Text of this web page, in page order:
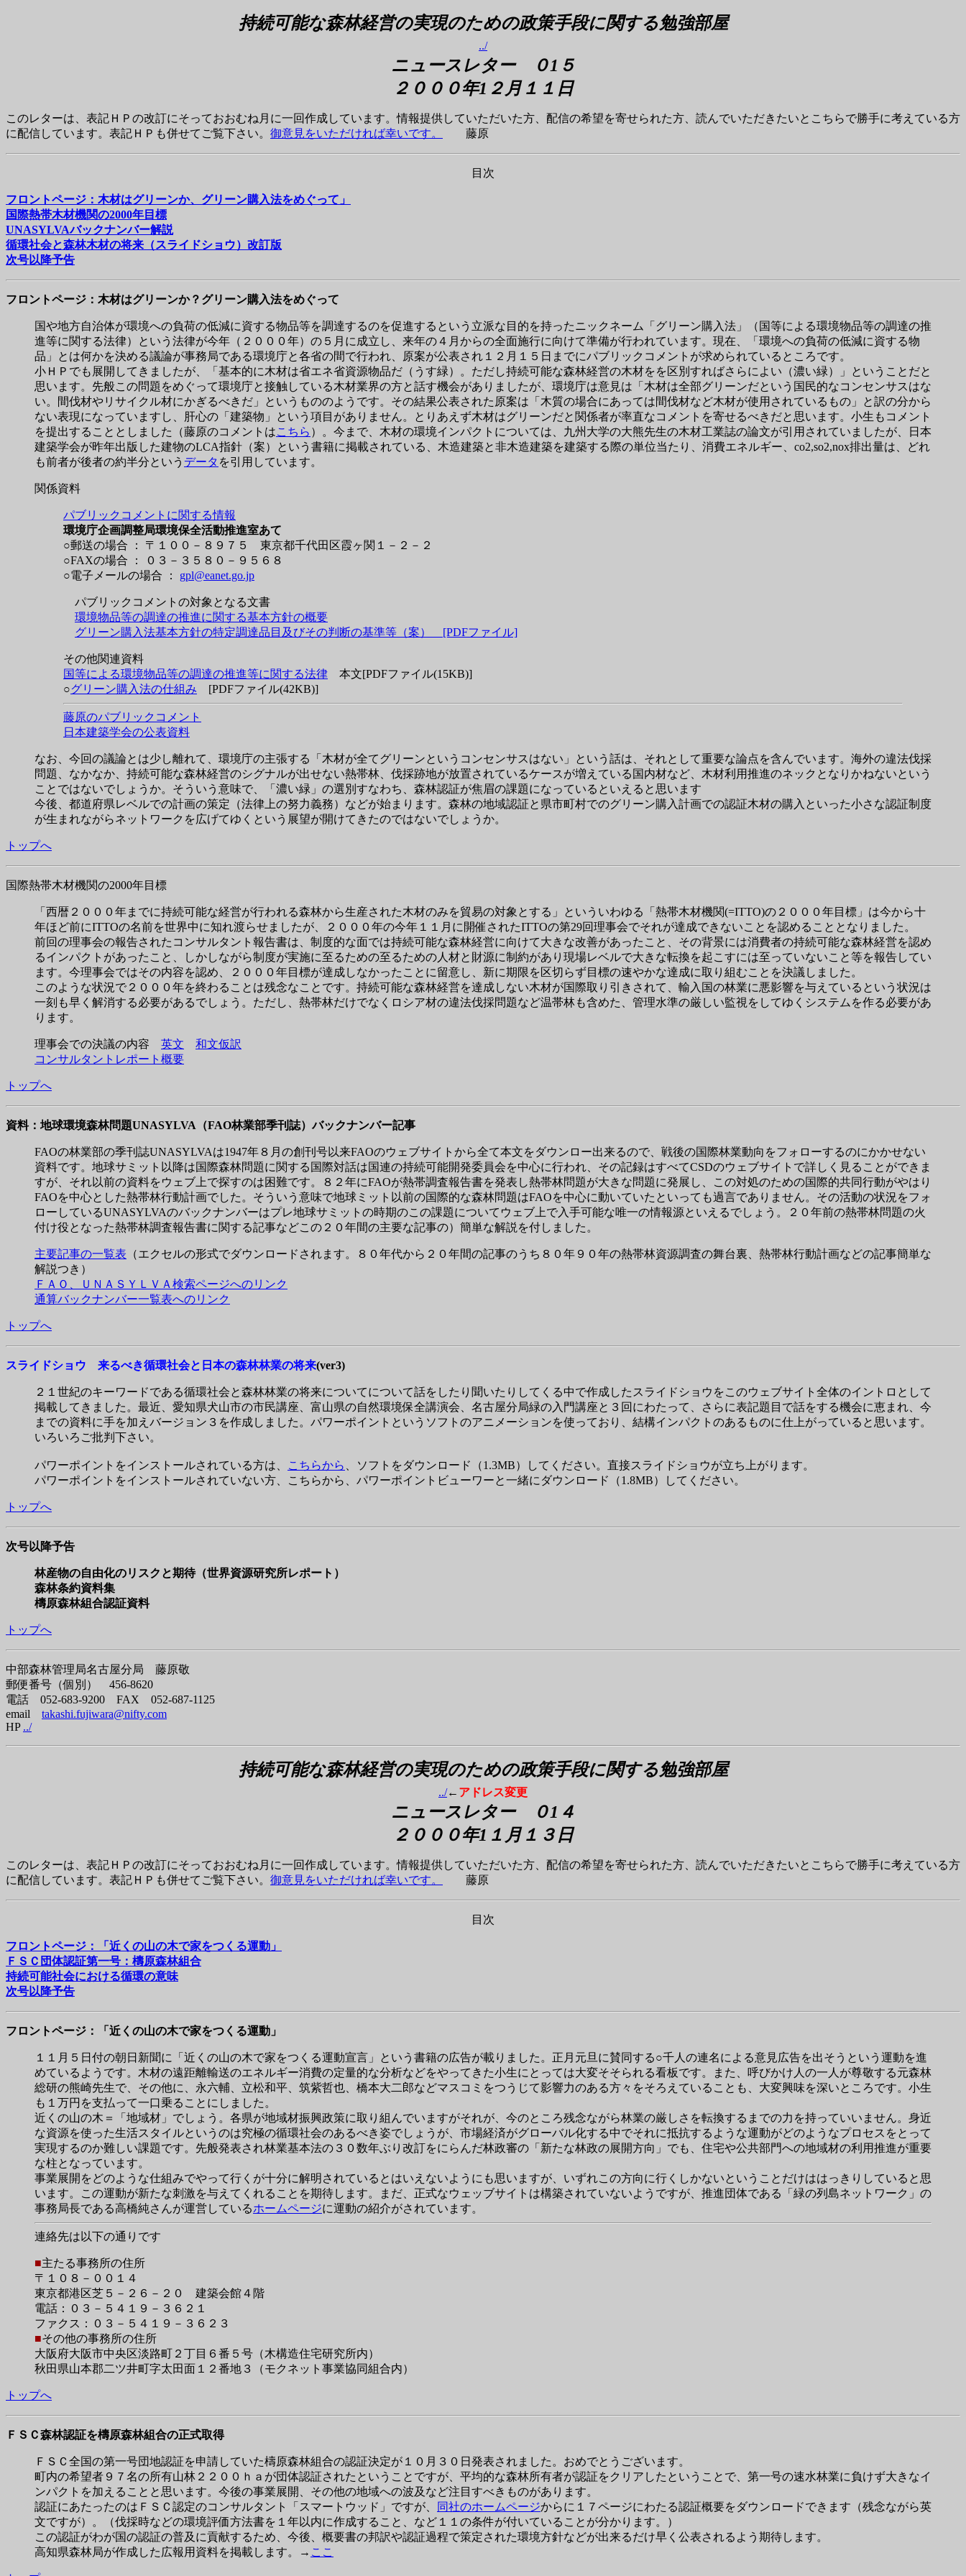
持続可能な森林経営の実現のための政策手段に関する勉強部屋
../
ニュースレター ０1５
２０００年1２月１１ 日
このレターは、表記ＨＰの改訂にそっておおむね月に一回作成しています。情報提供していただいた方、配信の希望を寄せられた方、読んでいただきたいとこちらで勝手に考えている方
に配信しています。表記ＨＰも併せてご覧下さい。 御意見をいただければ幸いです。 藤原
目次
フロントページ：木材はグリーンか、グリーン購入法をめぐって」
国際熱帯木材機関の2000年目標
UNASYLVAバックナンバー解説
循環社会と森林木材の将来（スライドショウ）改訂版
次号以降予告
フロントページ：木材はグリーンか？グリーン購入法をめぐって
国や地方自治体が環境への負荷の低減に資する物品等を調達するのを促進するという立派な目的を持ったニックネーム「グリーン購入法」（国等による環境物品等の調達の推
進等に関する法律）という法律が今年（２０００年）の５月に成立し、来年の４月からの全面施行に向けて準備が行われています。現在、「環境への負荷の低減に資する物
品」とは何かを決める議論が事務局である環境庁と各省の間で行われ、原案が公表され１２月１５日までにパブリックコメントが求められているところです。
小ＨＰでも展開してきましたが、「基本的に木材は省エネ省資源物品だ（うす緑）。ただし持続可能な森林経営の木材をを区別すればさらによい（濃い緑）」ということだと
思います。先般この問題をめぐって環境庁と接触している木材業界の方と話す機会がありましたが、環境庁は意見は「木材は全部グリーンだという国民的なコンセンサスはな
い。間伐材やリサイクル材にかぎるべきだ」というもののようです。その結果公表された原案は「木質の場合にあっては間伐材など木材が使用されているもの」と訳の分から
ない表現になっていますし、肝心の「建築物」という項目がありません。とりあえず木材はグリーンだと関係者が率直なコメントを寄せるべきだと思います。小生もコメント
を提出することとしました（藤原のコメントはこちら ）。今まで、木材の環境インパクトについては、九州大学の大熊先生の木材工業誌の論文が引用されていましたが、日本
建築学会が昨年出版した建物のLCA指針（案）という書籍に掲載されている、木造建築と非木造建築を建築する際の単位当たり、消費エネルギー、co2,so2,nox排出量は、どれ
も前者が後者の約半分という データ を引用しています。
関係資料
パブリックコメントに関する情報
環境庁企画調整局環境保全活動推進室あて
○郵送の場合 ： 〒１００－８９７５ 東京都千代田区霞ヶ関１－２－２
○FAXの場合 ： ０３－３５８０－９５６８
○電子メールの場合 ： gpl@eanet.go.jp
パブリックコメントの対象となる文書
環境物品等の調達の推進に関する基本方針の概要
グリーン購入法基本方針の特定調達品目及びその判断の基準等（案） [PDFファイル]
その他関連資料
国等による環境物品等の調達の推進等に関する法律 本文[PDFファイル(15KB)]
○グリーン購入法の仕組み [PDFファイル(42KB)]
藤原のパブリックコメント
日本建築学会の公表資料
なお、今回の議論とは少し離れて、環境庁の主張する「木材が全てグリーンというコンセンサスはない」という話は、それとして重要な論点を含んでいます。海外の違法伐採
問題、なかなか、持続可能な森林経営のシグナルが出せない熱帯林、伐採跡地が放置されているケースが増えている国内材など、木材利用推進のネックとなりかねないという
ことではないでしょうか。そういう意味で、「濃い緑」の選別すなわち、森林認証が焦眉の課題になっているといえると思います
今後、都道府県レベルでの計画の策定（法律上の努力義務）などが始まります。森林の地域認証と県市町村でのグリーン購入計画での認証木材の購入といった小さな認証制度
が生まれながらネットワークを広げてゆくという展望が開けてきたのではないでしょうか。
トップへ
国際熱帯木材機関の2000年目標
「西暦２０００年までに持続可能な経営が行われる森林から生産された木材のみを貿易の対象とする」といういわゆる「熱帯木材機関(=ITTO)の２０００年目標」は今から十
年ほど前にITTOの名前を世界中に知れ渡らせましたが、２０００年の今年１１月に開催されたITTOの第29回理事会でそれが達成できないことを認めることとなりました。
前回の理事会の報告されたコンサルタント報告書は、制度的な面では持続可能な森林経営に向けて大きな改善があったこと、その背景には消費者の持続可能な森林経営を認め
るインパクトがあったこと、しかしながら制度が実施に至るための至るための人材と財源に制約があり現場レベルで大きな転換を起こすには至っていないこと等を報告してい
ます。今理事会ではその内容を認め、２０００年目標が達成しなかったことに留意し、新に期限を区切らず目標の速やかな達成に取り組むことを決議しました。
このような状況で２０００年を終わることは残念なことです。持続可能な森林経営を達成しない木材が国際取り引きされて、輸入国の林業に悪影響を与えているという状況は
一刻も早く解消する必要があるでしょう。ただし、熱帯林だけでなくロシア材の違法伐採問題など温帯林も含めた、管理水準の厳しい監視をしてゆくシステムを作る必要があ
ります。
理事会での決議の内容 英文
和文仮訳
コンサルタントレポート概要
トップへ
資料：地球環境森林問題UNASYLVA（FAO林業部季刊誌）バックナンバー記事
FAOの林業部の季刊誌UNASYLVAは1947年８月の創刊号以来FAOのウェブサイトから全て本文をダウンロー出来るので、戦後の国際林業動向をフォローするのにかかせない
資料です。地球サミット以降は国際森林問題に関する国際対話は国連の持続可能開発委員会を中心に行われ、その記録はすべてCSDのウェブサイトで詳しく見ることができま
すが、それ以前の資料をウェブ上で探すのは困難です。８２年にFAOが熱帯調査報告書を発表し熱帯林問題が大きな問題に発展し、この対処のための国際的共同行動がやはり
FAOを中心とした熱帯林行動計画でした。そういう意味で地球ミット以前の国際的な森林問題はFAOを中心に動いていたといっても過言でありません。その活動の状況をフォ
ローしているUNASYLVAのバックナンバーはプレ地球サミットの時期のこの課題についてウェブ上で入手可能な唯一の情報源といえるでしょう。２０年前の熱帯林問題の火
付け役となった熱帯林調査報告書に関する記事などこの２０年間の主要な記事の）簡単な解説を付しました。
主要記事の一覧表 （エクセルの形式でダウンロードされます。８０年代から２０年間の記事のうち８０年９０年の熱帯林資源調査の舞台裏、熱帯林行動計画などの記事簡単な
解説つき）
ＦＡＯ、ＵＮＡＳＹＬＶＡ検索ページへのリンク
通算バックナンバー一覧表へのリンク
トップへ
スライドショウ 来るべき循環社会と日本の森林林業の将来(ver3)
２１世紀のキーワードである循環社会と森林林業の将来についてについて話をしたり聞いたりしてくる中で作成したスライドショウをこのウェブサイト全体のイントロとして
掲載してきました。最近、愛知県犬山市の市民講座、富山県の自然環境保全講演会、名古屋分局緑の入門講座と３回にわたって、さらに表記題目で話をする機会に恵まれ、今
までの資料に手を加えバージョン３を作成しました。パワーポイントというソフトのアニメーションを使っており、結構インパクトのあるものに仕上がっていると思います。
いろいろご批判下さい。
パワーポイントをインストールされている方は、 こちらから
、ソフトをダウンロード（1.3MB）してください。直接スライドショウが立ち上がります。
パワーポイントをインストールされていない方、こちらから、パワーポイントビューワーと一緒にダウンロード（1.8MB）してください。
トップへ
次号以降予告
林産物の自由化のリスクと期待（世界資源研究所レポート）
森林条約資料集
檮原森林組合認証資料
トップへ
中部森林管理局名古屋分局 藤原敬
郵便番号（個別） 456-8620
電話 052-683-9200 FAX 052-687-1125
email takashi.fujiwara@nifty.com
HP ../
持続可能な森林経営の実現のための政策手段に関する勉強部屋
../← アドレス変更
ニュースレター ０1４
２０００年1１月１３ 日
このレターは、表記ＨＰの改訂にそっておおむね月に一回作成しています。情報提供していただいた方、配信の希望を寄せられた方、読んでいただきたいとこちらで勝手に考えている方
に配信しています。表記ＨＰも併せてご覧下さい。 御意見をいただければ幸いです。 藤原
目次
フロントページ：「近くの山の木で家をつくる運動」
ＦＳＣ団体認証第一号：檮原森林組合
持続可能社会における循環の意味
次号以降予告
フロントページ： 「近くの山の木で家をつくる運動」
１１月５日付の朝日新聞に「近くの山の木で家をつくる運動宣言」という書籍の広告が載りました。正月元旦に賛同する○千人の連名による意見広告を出そうという運動を進
めているようです。木材の遠距離輸送のエネルギー消費の定量的な分析などをやってきた小生にとっては大変そそられる看板です。また、呼びかけ人の一人が尊敬する元森林
総研の熊崎先生で、その他に、永六輔、立松和平、筑紫哲也、橋本大二郎などマスコミをつうじて影響力のある方々をそろえていることも、大変興味を深いところです。小生
も１万円を支払って一口乗ることにしました。
近くの山の木＝「地域材」でしょう。各県が地域材振興政策に取り組んでいますがそれが、今のところ残念ながら林業の厳しさを転換するまでの力を持っていいません。身近
な資源を使った生活スタイルというのは究極の循環社会のあるべき姿でしょうが、市場経済がグローバル化する中でそれに抵抗するような運動がどのようなプロセスをとって
実現するのか難しい課題です。先般発表され林業基本法の３０数年ぶり改訂をにらんだ林政審の「新たな林政の展開方向」でも、住宅や公共部門への地域材の利用推進が重要
な柱となっています。
事業展開をどのような仕組みでやって行くが十分に解明されているとはいえないようにも思いますが、いずれこの方向に行くしかないということだけははっきりしていると思
います。この運動が新たな刺激を与えてくれることを期待します。まだ、正式なウェッブサイトは構築されていないようですが、推進団体である「緑の列島ネットワーク」の
事務局長である高橋純さんが運営しているホームページに運動の紹介がされています。
連絡先は以下の通りです
■主たる事務所の住所
〒１０８－００１４
東京都港区芝５－２６－２０ 建築会館４階
電話：０３－５４１９－３６２１
ファクス：０３－５４１９－３６２３
■その他の事務所の住所
大阪府大阪市中央区淡路町２丁目６番５号（木構造住宅研究所内）
秋田県山本郡二ツ井町字太田面１２番地３（モクネット事業協同組合内）
トップへ
ＦＳＣ森林認証を檮原森林組合の正式取得
ＦＳＣ全国の第一号団地認証を申請していた檮原森林組合の認証決定が１０月３０日発表されました。おめでとうございます。
町内の希望者９７名の所有山林２２００ｈａが団体認証されたということですが、平均的な森林所有者が認証をクリアしたということで、第一号の速水林業に負けず大きなイ
ンパクトを加えることと思います。今後の事業展開、その他の地域への波及など注目すべきものがあります。
認証にあたったのはＦＳＣ認定のコンサルタント「スマートウッド」ですが、
同社のホームページからに１７ページにわたる認証概要をダウンロードできます（残念ながら英
文ですが）。（伐採時などの環境評価方法書を１年以内に作成すること、など１１の条件が付いていることが分かります。）
この認証がわが国の認証の普及に貢献するため、今後、概要書の邦訳や認証過程で策定された環境方針などが出来るだけ早く公表されるよう期待します。
高知県森林局が作成した広報用資料を掲載します。→ ここ